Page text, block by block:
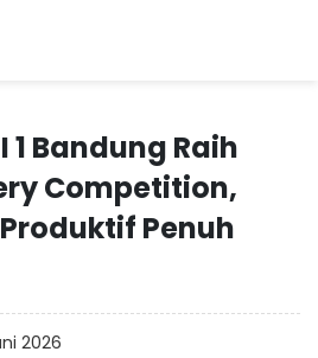
1 Bandung Raih
Competition,
Penuh
2026